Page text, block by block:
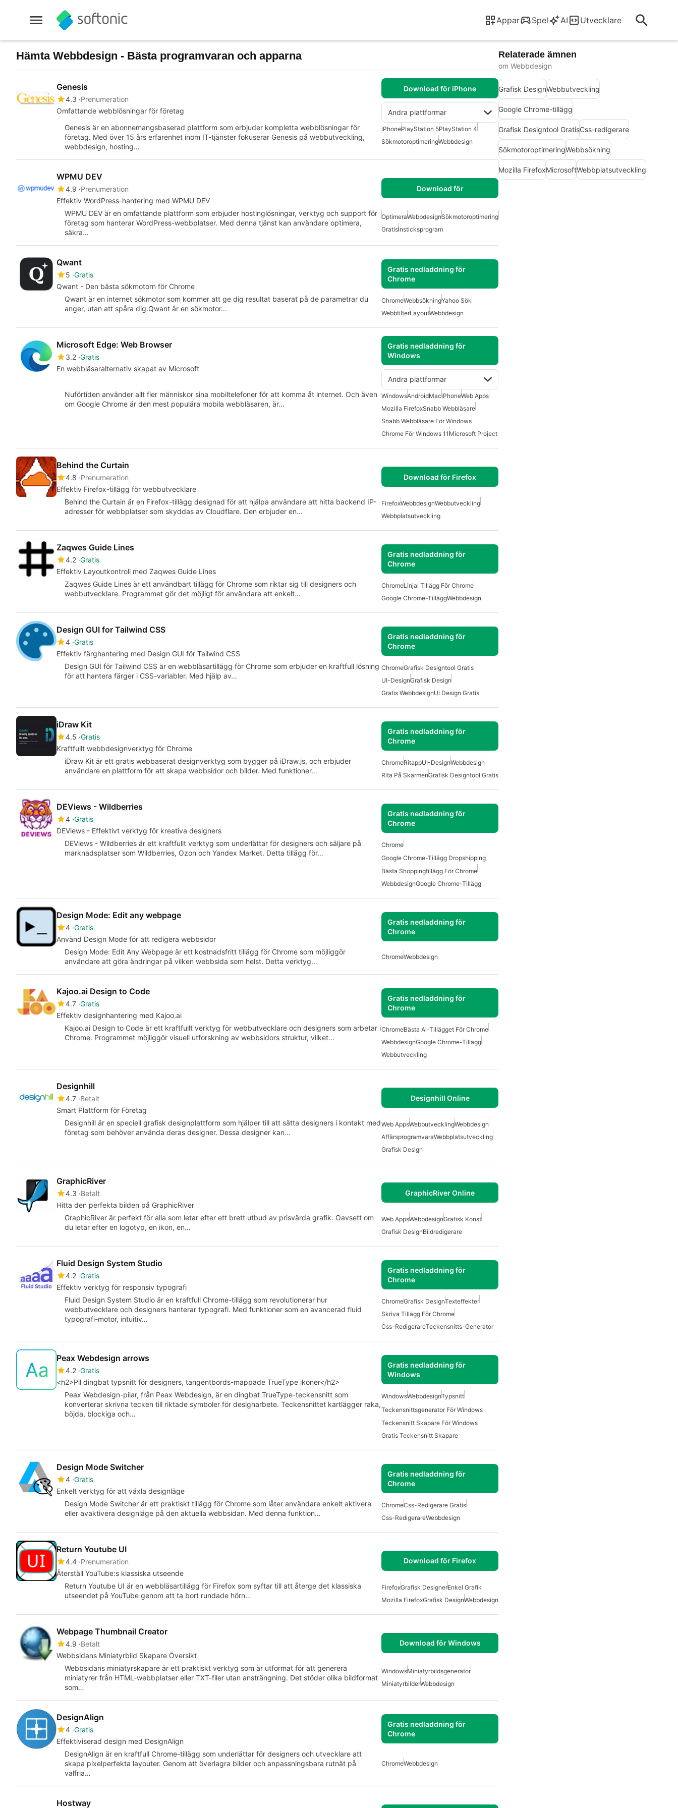
Appar Spel AI Utvecklare
Hämta Webbdesign - Bästa programvaran och apparna
Genesis
4.3 Prenumeration
Omfattande webblösningar för företag
Download för iPhone
Andra plattformar
Genesis är en abonnemangsbaserad plattform som erbjuder kompletta webblösningar för
företag. Med över 15 års erfarenhet inom IT-tjänster fokuserar Genesis på webbutveckling,
webbdesign, hosting…
iPhonePlayStation 5PlayStation 4
SökmotoroptimeringWebbdesign
WPMU DEV
4.9 Prenumeration
Effektiv WordPress-hantering med WPMU DEV
Download för
WPMU DEV är en omfattande plattform som erbjuder hostinglösningar, verktyg och support för
företag som hanterar WordPress-webbplatser. Med denna tjänst kan användare optimera,
säkra…
OptimeraWebbdesignSökmotoroptimering
GratisInsticksprogram
Qwant
5 Gratis
Qwant - Den bästa sökmotorn för Chrome
Gratis nedladdning för
Chrome
Qwant är en internet sökmotor som kommer att ge dig resultat baserat på de parametrar du
anger, utan att spåra dig.Qwant är en sökmotor…
ChromeWebbsökningYahoo Sök
WebbfilterLayoutWebbdesign
Microsoft Edge: Web Browser
3.2 Gratis
En webbläsaralternativ skapat av Microsoft
Gratis nedladdning för
Windows
Andra plattformar
Nuförtiden använder allt fler människor sina mobiltelefoner för att komma åt internet. Och även
om Google Chrome är den mest populära mobila webbläsaren, är…
WindowsAndroidMaciPhoneWeb Apps
Mozilla FirefoxSnabb Webbläsare
Snabb Webbläsare För Windows
Chrome För Windows 11Microsoft Project
Behind the Curtain
4.8 Prenumeration
Effektiv Firefox-tillägg för webbutvecklare
Download för Firefox
Behind the Curtain är en Firefox-tillägg designad för att hjälpa användare att hitta backend IP-
adresser för webbplatser som skyddas av Cloudflare. Den erbjuder en…
FirefoxWebbdesignWebbutveckling
Webbplatsutveckling
Zaqwes Guide Lines
4.2 Gratis
Effektiv Layoutkontroll med Zaqwes Guide Lines
Gratis nedladdning för
Chrome
Zaqwes Guide Lines är ett användbart tillägg för Chrome som riktar sig till designers och
webbutvecklare. Programmet gör det möjligt för användare att enkelt…
ChromeLinjal Tillägg För Chrome
Google Chrome-TilläggWebbdesign
Design GUI for Tailwind CSS
4 Gratis
Effektiv färghantering med Design GUI för Tailwind CSS
Gratis nedladdning för
Chrome
Design GUI för Tailwind CSS är en webbläsartillägg för Chrome som erbjuder en kraftfull lösning
för att hantera färger i CSS-variabler. Med hjälp av…
ChromeGrafisk Designtool Gratis
UI-DesignGrafisk Design
Gratis WebbdesignUi Design Gratis
iDraw Kit
4.5 Gratis
Kraftfullt webbdesignverktyg för Chrome
Gratis nedladdning för
Chrome
iDraw Kit är ett gratis webbaserat designverktyg som bygger på iDraw.js, och erbjuder
användare en plattform för att skapa webbsidor och bilder. Med funktioner…
ChromeRitappUI-DesignWebbdesign
Rita På SkärmenGrafisk Designtool Gratis
DEViews - Wildberries
4 Gratis
DEViews - Effektivt verktyg för kreativa designers
Gratis nedladdning för
Chrome
DEViews - Wildberries är ett kraftfullt verktyg som underlättar för designers och säljare på
marknadsplatser som Wildberries, Ozon och Yandex Market. Detta tillägg för…
Chrome
Google Chrome-Tillägg Dropshipping
Bästa Shoppingtillägg För Chrome
WebbdesignGoogle Chrome-Tillägg
Design Mode: Edit any webpage
4 Gratis
Använd Design Mode för att redigera webbsidor
Gratis nedladdning för
Chrome
Design Mode: Edit Any Webpage är ett kostnadsfritt tillägg för Chrome som möjliggör
användare att göra ändringar på vilken webbsida som helst. Detta verktyg…
ChromeWebbdesign
Kajoo.ai Design to Code
4.7 Gratis
Effektiv designhantering med Kajoo.ai
Gratis nedladdning för
Chrome
Kajoo.ai Design to Code är ett kraftfullt verktyg för webbutvecklare och designers som arbetar i
Chrome. Programmet möjliggör visuell utforskning av webbsidors struktur, vilket…
ChromeBästa Ai-Tillägget För Chrome
WebbdesignGoogle Chrome-Tillägg
Webbutveckling
Designhill
4.7 Betalt
Smart Plattform för Företag
Designhill Online
Designhill är en speciell grafisk designplattform som hjälper till att sätta designers i kontakt med
företag som behöver använda deras designer. Dessa designer kan…
Web AppsWebbutvecklingWebbdesign
AffärsprogramvaraWebbplatsutveckling
Grafisk Design
GraphicRiver
4.3 Betalt
Hitta den perfekta bilden på GraphicRiver
GraphicRiver Online
GraphicRiver är perfekt för alla som letar efter ett brett utbud av prisvärda grafik. Oavsett om
du letar efter en logotyp, en ikon, en…
Web AppsWebbdesignGrafisk Konst
Grafisk DesignBildredigerare
Fluid Design System Studio
4.2 Gratis
Effektiv verktyg för responsiv typografi
Gratis nedladdning för
Chrome
Fluid Design System Studio är en kraftfull Chrome-tillägg som revolutionerar hur
webbutvecklare och designers hanterar typografi. Med funktioner som en avancerad fluid
typografi-motor, intuitiv…
ChromeGrafisk DesignTexteffekter
Skriva Tillägg För Chrome
Css-RedigerareTeckensnitts-Generator
Peax Webdesign arrows
4.2 Gratis
<h2>Pil dingbat typsnitt för designers, tangentbords-mappade TrueType ikoner</h2>
Gratis nedladdning för
Windows
Peax Webdesign-pilar, från Peax Webdesign, är en dingbat TrueType-teckensnitt som
konverterar skrivna tecken till riktade symboler för designarbete. Teckensnittet kartlägger raka,
böjda, blockiga och…
WindowsWebbdesignTypsnitt
Teckensnittsgenerator För Windows
Teckensnitt Skapare För Windows
Gratis Teckensnitt Skapare
Design Mode Switcher
4 Gratis
Enkelt verktyg för att växla designläge
Gratis nedladdning för
Chrome
Design Mode Switcher är ett praktiskt tillägg för Chrome som låter användare enkelt aktivera
eller avaktivera designläge på den aktuella webbsidan. Med denna funktion…
ChromeCss-Redigerare Gratis
Css-RedigerareWebbdesign
Return Youtube UI
4.4 Prenumeration
Återställ YouTube:s klassiska utseende
Download för Firefox
Return Youtube UI är en webbläsartillägg för Firefox som syftar till att återge det klassiska
utseendet på YouTube genom att ta bort rundade hörn…
FirefoxGrafisk DesignerEnkel Grafik
Mozilla FirefoxGrafisk DesignWebbdesign
Webpage Thumbnail Creator
4.9 Betalt
Webbsidans Miniatyrbild Skapare Översikt
Download för Windows
Webbsidans miniatyrskapare är ett praktiskt verktyg som är utformat för att generera
miniatyrer från HTML-webbplatser eller TXT-filer utan ansträngning. Det stöder olika bildformat
som…
WindowsMiniatyrbildsgenerator
MiniatyrbilderWebbdesign
DesignAlign
4 Gratis
Effektiviserad design med DesignAlign
Gratis nedladdning för
Chrome
DesignAlign är en kraftfull Chrome-tillägg som underlättar för designers och utvecklare att
skapa pixelperfekta layouter. Genom att överlagra bilder och anpassningsbara rutnät på
valfria…
ChromeWebbdesign
Hostway
Relaterade ämnen
om Webbdesign
Grafisk DesignWebbutveckling
Google Chrome-tillägg
Grafisk Designtool GratisCss-redigerare
SökmotoroptimeringWebbsökning
Mozilla FirefoxMicrosoftWebbplatsutveckling